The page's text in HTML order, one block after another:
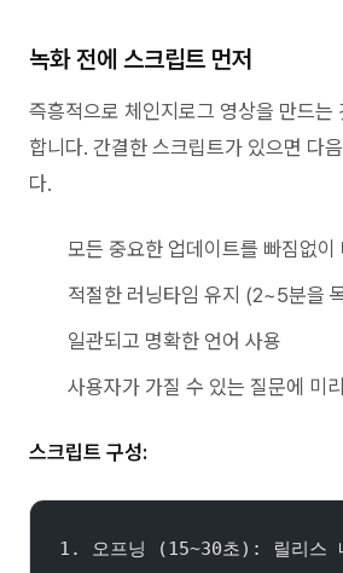
녹화 전에 스크립트 먼저
즉흥적으로 체인지로그 영상을 만드는
합니다. 간결한 스크립트가 있으면 다
다.
모든 중요한 업데이트를 빠짐없이
적절한 러닝타임 유지 (2~5분을
일관되고 명확한 언어 사용
사용자가 가질 수 있는 질문에 미
스크립트 구성:
1. 오프닝 (15~30초): 릴리스